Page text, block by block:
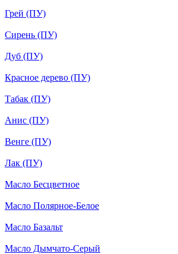
Грей (ПУ)
Сирень (ПУ)
Дуб (ПУ)
Красное дерево (ПУ)
Табак (ПУ)
Анис (ПУ)
Венге (ПУ)
Лак (ПУ)
Масло Бесцветное
Масло Полярное-Белое
Масло Базальт
Масло Дымчато-Серый